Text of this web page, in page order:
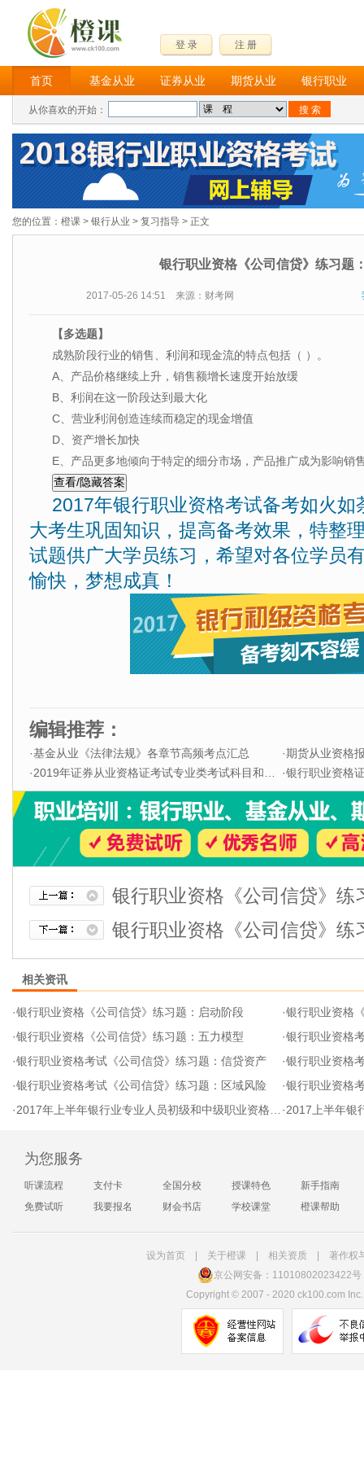
登 录 注 册
首页 基金从业 证券从业 期货从业 银行职业
从你喜欢的开始：
您的位置： 橙课 > 银行从业 > 复习指导 > 正文
银行职业资格《公司信贷》练习题
2017-05-26 14:51 来源：财考网
【多选题】
成熟阶段行业的销售、利润和现金流的特点包括（ ）。
A、产品价格继续上升，销售额增长速度开始放缓
B、利润在这一阶段达到最大化
C、营业利润创造连续而稳定的现金增值
D、资产增长加快
E、产品更多地倾向于特定的细分市场，产品推广成为影响销
2017年银行职业资格考试备考如火如
大考生巩固知识，提高备考效果，特整
试题供广大学员练习，希望对各位学员
愉快，梦想成真！
编辑推荐：
·基金从业《法律法规》各章节高频考点汇总 ·期货从业资格
·2019年证券从业资格证考试专业类考试科目和题型 ·银行职业资格证
银行职业资格《公司信贷》练
银行职业资格《公司信贷》练
相关资讯
·银行职业资格《公司信贷》练习题：启动阶段 ·银行职业资格
·银行职业资格《公司信贷》练习题：五力模型 ·银行职业资格
·银行职业资格考试《公司信贷》练习题：信贷资产 ·银行职业资格
·银行职业资格考试《公司信贷》练习题：区域风险 ·银行职业资格
·2017年上半年银行业专业人员初级和中级职业资格考试考生须知 ·2017上半年银行
为您服务
听课流程 支付卡 全国分校 授课特色
新手指南
免费试听
我要报名 财会书店 学校课堂 橙课帮助
设为首页| 关于橙课| 相关资质
著作权
京公网安备：11010802023422号
Copyright ©2007 - 2020 ck100.com